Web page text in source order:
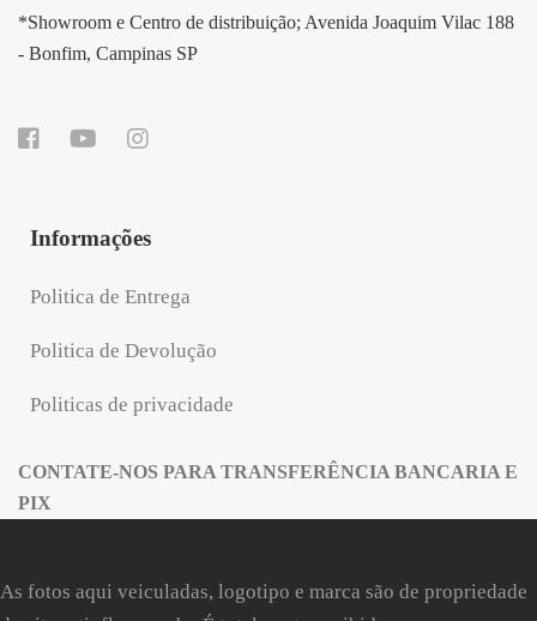
*Showroom e Centro de distribuição; Avenida Joaquim Vilac 188
- Bonfim, Campinas SP
Informações
Politica de Entrega
Politica de Devolução
Politicas de privacidade
CONTATE-NOS PARA TRANSFERÊNCIA BANCARIA E
PIX
As fotos aqui veiculadas, logotipo e marca são de propriedade